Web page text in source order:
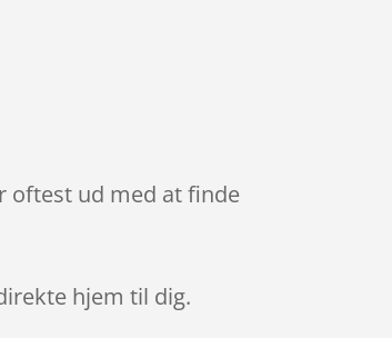
oftest ud med at finde
hjem til dig.